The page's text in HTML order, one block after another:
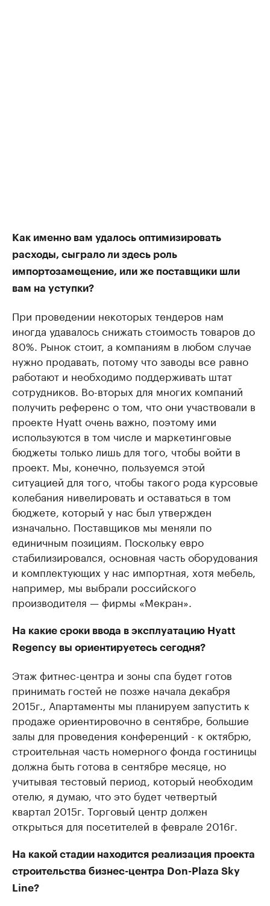
Как именно вам удалось оптимизировать
расходы, сыграло ли здесь роль
импортозамещение, или же поставщики шли
вам на уступки?
При проведении некоторых тендеров нам
иногда удавалось снижать стоимость товаров до
80%. Рынок стоит, а компаниям в любом случае
нужно продавать, потому что заводы все равно
работают и необходимо поддерживать штат
сотрудников. Во-вторых для многих компаний
получить референс о том, что они участвовали в
проекте Hyatt очень важно, поэтому ими
используются в том числе и маркетинговые
бюджеты только лишь для того, чтобы войти в
проект. Мы, конечно, пользуемся этой
ситуацией для того, чтобы такого рода курсовые
колебания нивелировать и оставаться в том
бюджете, который у нас был утвержден
изначально. Поставщиков мы меняли по
единичным позициям. Поскольку евро
стабилизировался, основная часть оборудования
и комплектующих у нас импортная, хотя мебель,
например, мы выбрали российского
производителя — фирмы «Мекран».
На какие сроки ввода в эксплуатацию Hyatt
Regency вы ориентируетесь сегодня?
Этаж фитнес-центра и зоны спа будет готов
принимать гостей не позже начала декабря
2015г., Апартаменты мы планируем запустить к
продаже ориентировочно в сентябре, большие
залы для проведения конференций - к октябрю,
строительная часть номерного фонда гостиницы
должна быть готова в сентябре месяце, но
учитывая тестовый период, который необходим
отелю, я думаю, что это будет четвертый
квартал 2015г. Торговый центр должен
открыться для посетителей в феврале 2016г.
На какой стадии находится реализация проекта
строительства бизнес-центра Don-Plaza Sky
Line?